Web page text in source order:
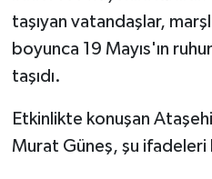
taşıyan vatandaşlar,
boyunca 19 Mayıs'ın
taşıdı.
Etkinlikte konuşan
Murat Güneş, şu ifadeleri
ÜLKE GÜNDEMİ
YAŞAM
YEREL
Yerel Haberler